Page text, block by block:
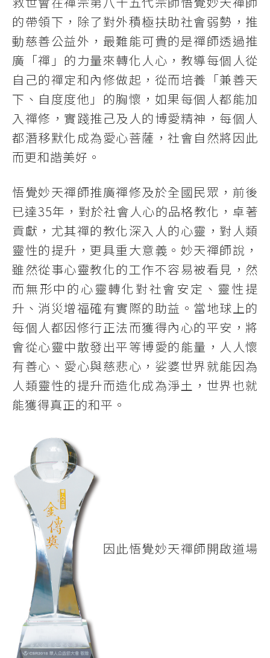
的帶領下，除了對外積極扶助社會弱勢，推
動慈善公益外，最難能可貴的是禪師透過推
廣「禪」的力量來轉化人心，教導每個人從
自己的禪定和內修做起，從而培養「兼善天
下、自度度他」的胸懷，如果每個人都能加
入禪修，實踐推己及人的博愛精神，每個人
都潛移默化成為愛心菩薩，社會自然將因此
而更和諧美好。
悟覺妙天禪師推廣禪修及於全國民眾，前後
已達35年，對於社會人心的品格教化，卓著
貢獻，尤其禪的教化深入人的心靈，對人類
靈性的提升，更具重大意義。妙天禪師說，
雖然從事心靈教化的工作不容易被看見，然
而無形中的心靈轉化對社會安定、靈性提
升、消災增福確有實際的助益。當地球上的
每個人都因修行正法而獲得內心的平安，將
會從心靈中散發出平等博愛的能量，人人懷
有善心、愛心與慈悲心，娑婆世界就能因為
人類靈性的提升而造化成為淨土，世界也就
能獲得真正的和平。
因此悟覺妙天禪師開啟道場